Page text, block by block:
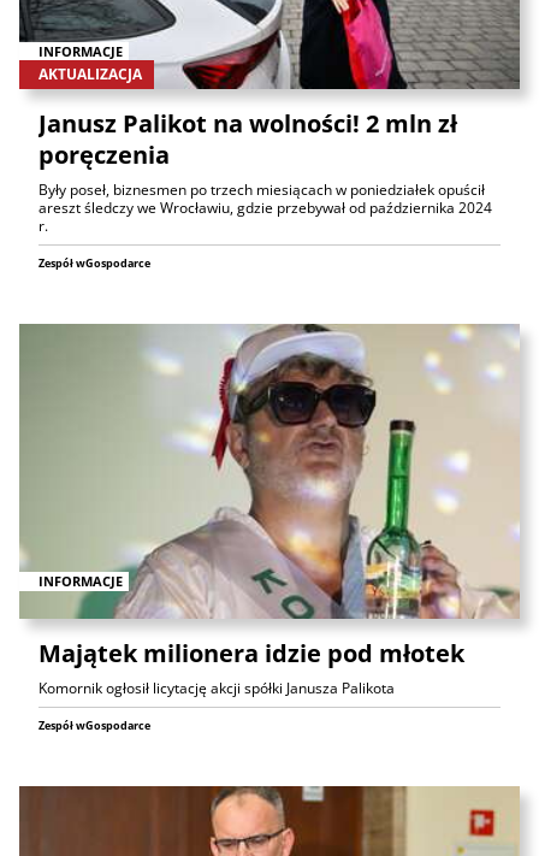
INFORMACJE
AKTUALIZACJA
Janusz Palikot na wolności! 2 mln zł
poręczenia
Były poseł, biznesmen po trzech miesiącach w poniedziałek opuścił
areszt śledczy we Wrocławiu, gdzie przebywał od października 2024
r.
Zespół wGospodarce
INFORMACJE
Majątek milionera idzie pod młotek
Komornik ogłosił licytację akcji spółki Janusza Palikota
Zespół wGospodarce